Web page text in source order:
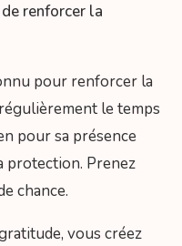
renforcer la
pour renforcer la
le temps
pour sa présence
protection. Prenez
chance.
vous créez